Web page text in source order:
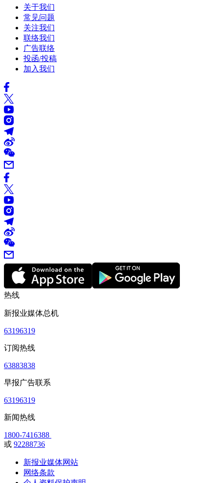
关于我们
常见问题
关注我们
联络我们
广告联络
投函/投稿
加入我们
热线
新报业媒体总机
63196319
订阅热线
63883838
早报广告联系
63196319
新闻热线
1800-7416388
或 92288736
新报业媒体网站
网络条款